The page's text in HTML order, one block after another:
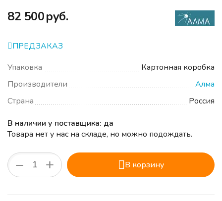
‍82 500‍руб.
ПРЕДЗАКАЗ
Упаковка
Картонная коробка
Производители
Алма
Страна
Россия
В наличии у поставщика: да
Товара нет у нас на складе, но можно подождать.
+
− В корзину